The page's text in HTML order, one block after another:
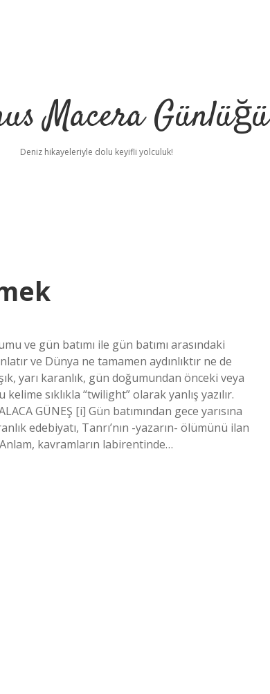
Macera Günlüğü
Deniz hikayeleriyle dolu keyifli yolculuk!
ve gün batımı ile gün batımı arasındaki
ve Dünya ne tamamen aydınlıktır ne de
yarı karanlık, gün doğumundan önceki veya
sıklıkla “twilight” olarak yanlış yazılır.
GÜNEŞ [i] Gün batımından gece yarısına
edebiyatı, Tanrı’nın -yazarın- ölümünü ilan
kavramların labirentinde…